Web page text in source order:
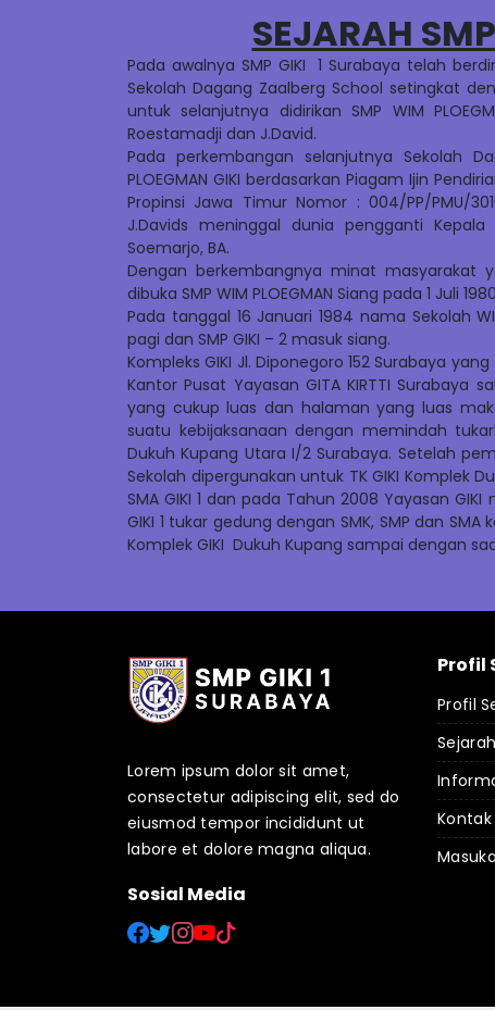
SEJARAH
Pada awalnya SMP GIKI 1 Surabaya telah
Sekolah Dagang Zaalberg School setingkat
untuk selanjutnya didirikan SMP WIM
Roestamadji dan J.David.
Pada perkembangan selanjutnya Sekolah
PLOEGMAN GIKI berdasarkan Piagam Ijin
Propinsi Jawa Timur Nomor : 004/PP/PMU/
J.Davids meninggal dunia pengganti Kepala
Soemarjo, BA.
Dengan berkembangnya minat masyarakat
dibuka SMP WIM PLOEGMAN Siang pada 1 Juli
Pada tanggal 16 Januari 1984 nama Sekolah
pagi dan SMP GIKI – 2 masuk siang.
Kompleks GIKI Jl. Diponegoro 152 Surabaya
Kantor Pusat Yayasan GITA KIRTTI
yang cukup luas dan halaman yang luas
suatu kebijaksanaan dengan memindah
Dukuh Kupang Utara I/2 Surabaya. Setelah
Sekolah dipergunakan untuk TK GIKI Komplek
SMA GIKI 1 dan pada Tahun 2008 Yayasan GIKI
GIKI 1 tukar gedung dengan SMK, SMP dan
Komplek GIKI Dukuh Kupang sampai dengan
Lorem ipsum dolor sit amet,
consectetur adipiscing elit, sed do
eiusmod tempor incididunt ut
labore et dolore magna aliqua.
Sosial Media
Profil
Profil
Kontak